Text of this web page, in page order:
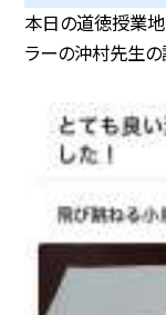
本日の道徳授業
ラーの沖村先生の